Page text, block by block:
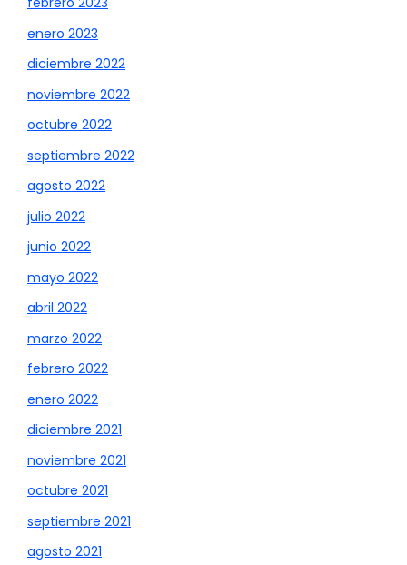
enero 2023
diciembre 2022
noviembre 2022
octubre 2022
septiembre 2022
agosto 2022
julio 2022
junio 2022
mayo 2022
abril 2022
marzo 2022
febrero 2022
enero 2022
diciembre 2021
noviembre 2021
octubre 2021
septiembre 2021
agosto 2021